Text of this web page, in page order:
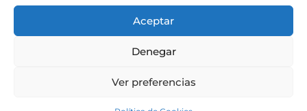
Aceptar
Denegar
Ver preferencias